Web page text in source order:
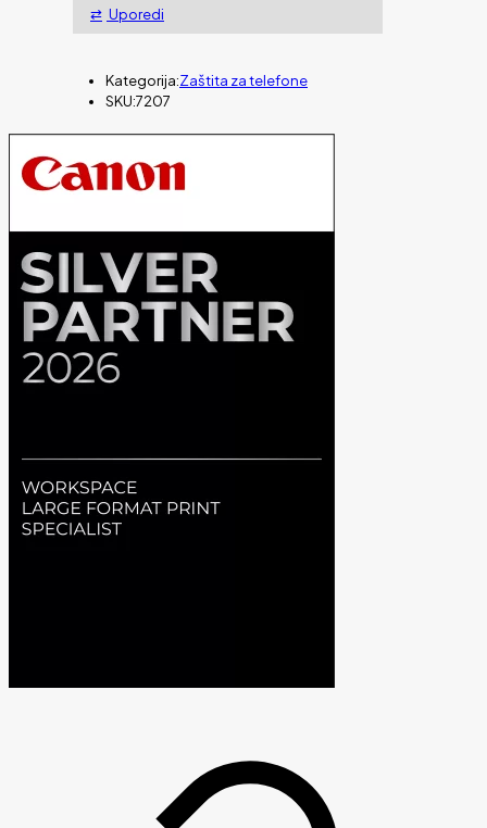
Uporedi
Kategorija:Zaštita za telefone
SKU:7207